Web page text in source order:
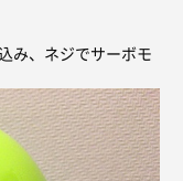
み、ネジでサーボモ